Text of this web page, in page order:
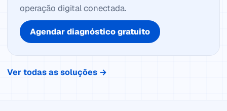
operação digital conectada.
Agendar diagnóstico gratuito
Ver todas as soluções →